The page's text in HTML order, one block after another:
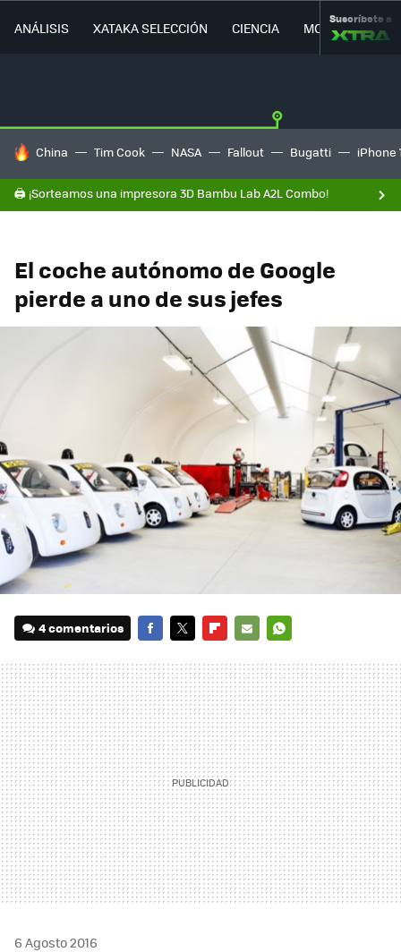
ANÁLISIS XATAKA SELECCIÓN CIENCIA MOVILIDAD
Suscríbete a
HOY SE HABLA DE
China Tim Cook NASA Fallout Bugatti iPhone
🖨️ ¡Sorteamos una impresora 3D Bambu Lab A2L Combo!
El coche autónomo de Google
pierde a uno de sus jefes
4 comentarios
MAIL
6 Agosto 2016